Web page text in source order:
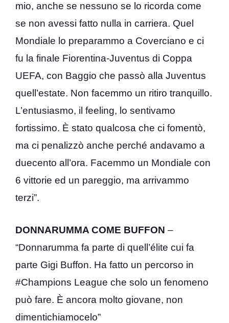
mio, anche se nessuno se lo ricorda come
se non avessi fatto nulla in carriera. Quel
Mondiale lo preparammo a Coverciano e ci
fu la finale Fiorentina-Juventus di Coppa
UEFA, con Baggio che passò alla Juventus
quell’estate. Non facemmo un ritiro tranquillo.
L’entusiasmo, il feeling, lo sentivamo
fortissimo. È stato qualcosa che ci fomentò,
ma ci penalizzò anche perché andavamo a
duecento all’ora. Facemmo un Mondiale con
6 vittorie ed un pareggio, ma arrivammo
terzi”.
DONNARUMMA COME BUFFON –
“Donnarumma fa parte di quell’élite cui fa
parte Gigi Buffon. Ha fatto un percorso in
#Champions League che solo un fenomeno
può fare. È ancora molto giovane, non
dimentichiamocelo”